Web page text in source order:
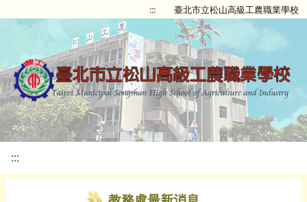
::: 臺北市立松山高級工農職業學校
:::